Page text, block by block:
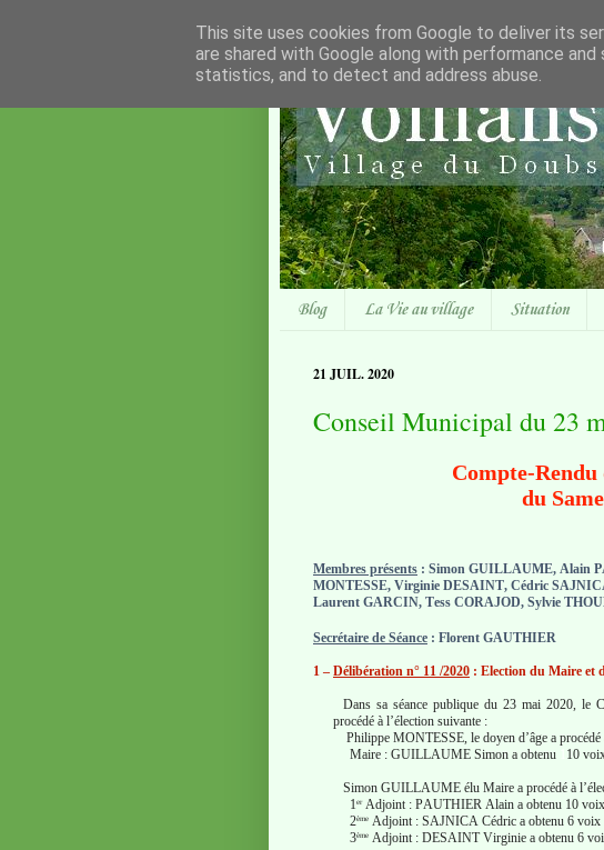
Blog La Vie au village Situation
21 JUIL. 2020
Conseil Municipal du 23
Compte-
du
Membres présents : Simon GUILLAUME, Alain
MONTESSE, Virginie DESAINT, Cédric
Laurent GARCIN, Tess CORAJOD, Sylvie
Secrétaire de Séance : Florent GAUTHIER
1 – Délibération n° 11 /2020 : Election du Maire et
Dans sa séance publique du 23 mai 2020, le
procédé à l’élection suivante :
Philippe MONTESSE, le doyen d’âge a
Maire : GUILLAUME Simon a obtenu
10
Simon GUILLAUME élu Maire a procédé à
1erAdjoint : PAUTHIER Alain a obtenu 10 voix
2ème Adjoint : SAJNICA Cédric a obtenu 6 voix
3ème Adjoint : DESAINT Virginie a obtenu 6
This site uses cookies from Google to deliver its
are shared with Google along with performance
statistics, and to detect and address abuse.